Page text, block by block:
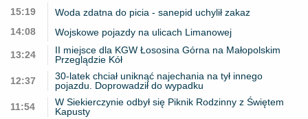
15:19
Woda zdatna do picia - sanepid uchylił zakaz
14:08
Wojskowe pojazdy na ulicach Limanowej
13:24
II miejsce dla KGW Łososina Górna na Małopolskim
Przeglądzie Kół
12:37
30-latek chciał uniknąć najechania na tył innego
pojazdu. Doprowadził do wypadku
11:54
W Siekierczynie odbył się Piknik Rodzinny z Świętem
Kapusty